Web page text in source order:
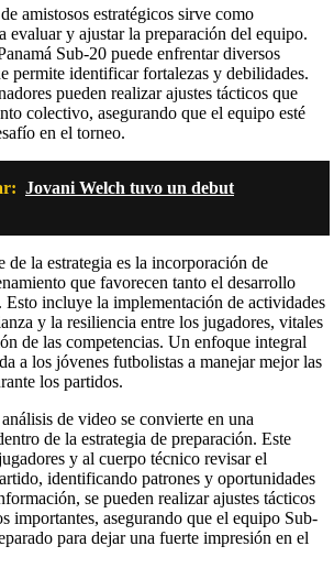
amistosos estratégicos sirve como
evaluar y ajustar la preparación del equipo.
Sub-20 puede enfrentar diversos
permite identificar fortalezas y debilidades.
pueden realizar ajustes tácticos que
colectivo, asegurando que el equipo esté
en el torneo.
Jovani Welch tuvo un debut
de la estrategia es la incorporación de
que favorecen tanto el desarrollo
incluye la implementación de actividades
y la resiliencia entre los jugadores, vitales
de las competencias. Un enfoque integral
a los jóvenes futbolistas a manejar mejor las
los partidos.
de video se convierte en una
de la estrategia de preparación. Este
y al cuerpo técnico revisar el
identificando patrones y oportunidades
se pueden realizar ajustes tácticos
importantes, asegurando que el equipo Sub-
para dejar una fuerte impresión en el